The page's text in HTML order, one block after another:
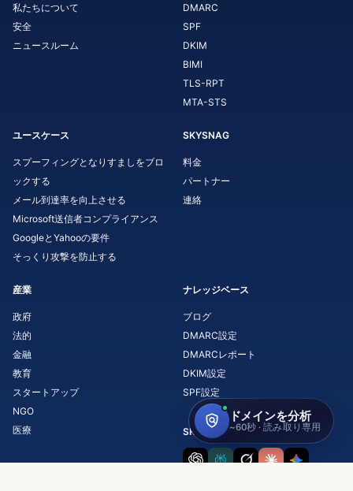
私たちについて
安全
ニュースルーム
DMARC
SPF
DKIM
BIMI
TLS-RPT
MTA-STS
ユースケース
スプーフィングとなりすましをブロ
ックする
メール到達率を向上させる
Microsoft送信者コンプライアンス
GoogleとYahooの要件
そっくり攻撃を防止する
SKYSNAG
料金
パートナー
連絡
産業
政府
法的
金融
教育
スタートアップ
NGO
医療
ナレッジベース
ブログ
DMARC設定
DMARCレポート
DKIM設定
SPF設定
SKYSNAGについてAIに聞く